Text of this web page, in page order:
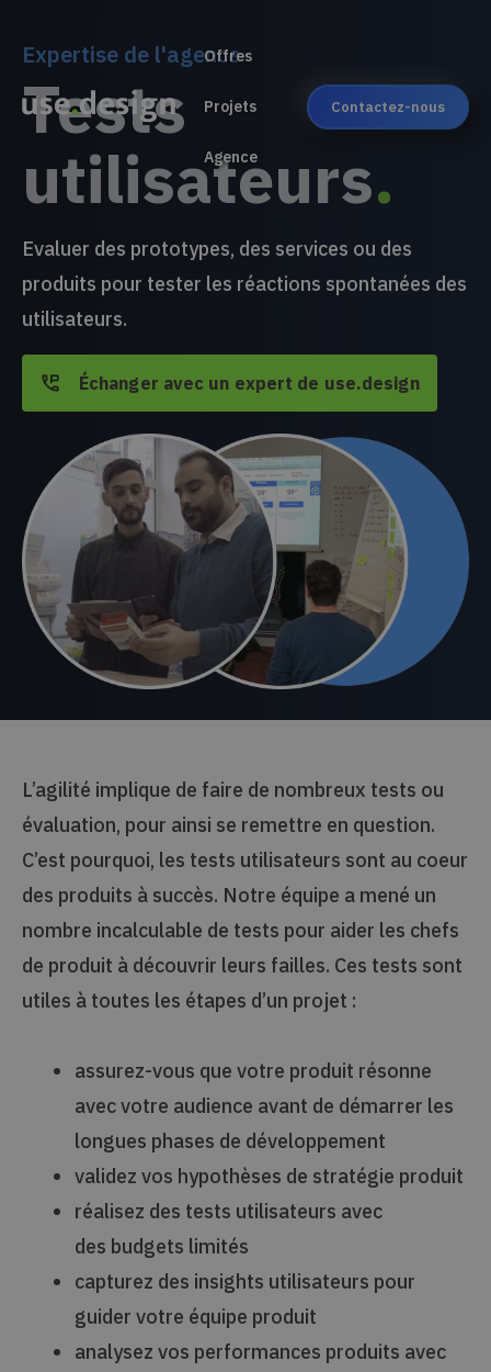
Offres
Projets
Agence
Contactez-nous
Expertise de l'agence
Tests
utilisateurs.
Evaluer des prototypes, des services ou des
produits pour tester les réactions spontanées des
utilisateurs.
Échanger avec un expert de use.design
L’agilité implique de faire de nombreux tests ou
évaluation, pour ainsi se remettre en question.
C’est pourquoi, les tests utilisateurs sont au coeur
des produits à succès. Notre équipe a mené un
nombre incalculable de tests pour aider les chefs
de produit à découvrir leurs failles. Ces tests sont
utiles à toutes les étapes d’un projet :
assurez-vous que votre produit résonne
avec votre audience avant de démarrer les
longues phases de développement
validez vos hypothèses de stratégie produit
réalisez des tests utilisateurs avec
des budgets limités
capturez des insights utilisateurs pour
guider votre équipe produit
analysez vos performances produits avec